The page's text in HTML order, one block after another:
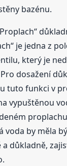
bazénu.
je jedna z
který je
dosažení
tuto funkci v
vypuštěnou
voda by měla
důkladně,